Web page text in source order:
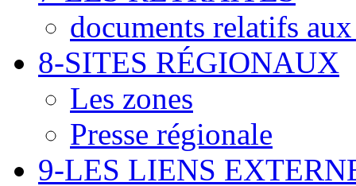
documents relatifs
8-SITES RÉGIONAUX
Les zones
Presse régionale
9-LES LIENS